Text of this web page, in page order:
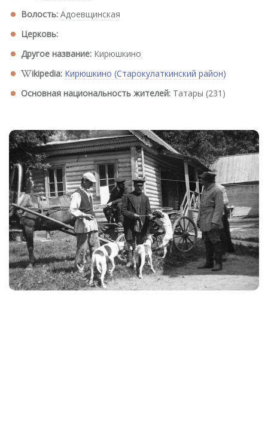
Волость: Адоевщинская
Церковь:
Другое название: Кирюшкино
ikipedia: Кирюшкино (Старокулаткинский район)
Основная национальность жителей: Татары (231)